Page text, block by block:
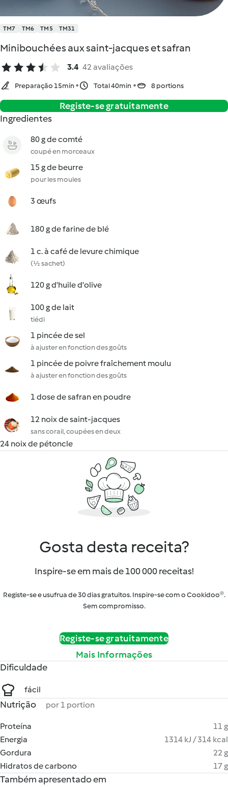
TM7 TM6 TM5 TM31
Minibouchées aux saint-jacques et safran
3.4 42 avaliações
Preparação 15min Total 40min 8 portions
Registe-se gratuitamente
Ingredientes
80 g de comté
coupé en morceaux
15 g de beurre
pour les moules
3 œufs
180 g de farine de blé
1 c. à café de levure chimique
(½ sachet)
120 g d'huile d'olive
100 g de lait
tiédi
1 pincée de sel
à ajuster en fonction des goûts
1 pincée de poivre fraîchement moulu
à ajuster en fonction des goûts
1 dose de safran en poudre
12 noix de saint-jacques
sans corail, coupées en deux
24 noix de pétoncle
Gosta desta receita?
Inspire-se em mais de 100 000 receitas!
Registe-se e usufrua de 30 dias gratuitos. Inspire-se com o Cookidoo®.
Sem compromisso.
Registe-se gratuitamente
Mais Informações
Dificuldade
fácil
Nutrição por 1 portion
Proteína
11 g
Energia
1314 kJ / 314 kcal
Gordura
22 g
Hidratos de carbono
17 g
Também apresentado em